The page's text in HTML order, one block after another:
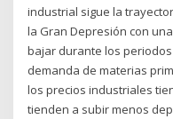
industrial sigue la
la Gran Depresión con
bajar durante los
demanda de materias
los precios industriales
tienden a subir menos